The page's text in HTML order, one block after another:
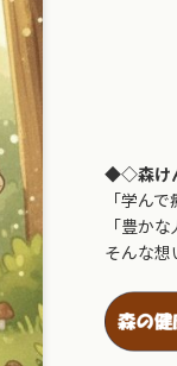
◆◇森け
「学ん
「豊か
そんな想